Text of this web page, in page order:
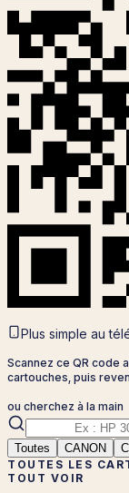
Plus simple au
Scannez ce QR code
cartouches, puis
ou cherchez à la main
Toutes CANON
TOUTES LES
TOUT VOIR